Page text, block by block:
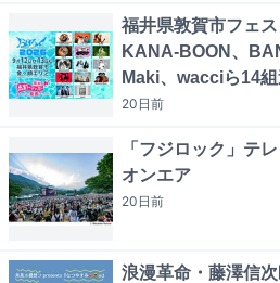
福井県敦賀市フェ
KANA-BOON、
Maki、wacciら14
20日前
「フジロック」テ
オンエア
20日前
浪漫革命・藤澤信